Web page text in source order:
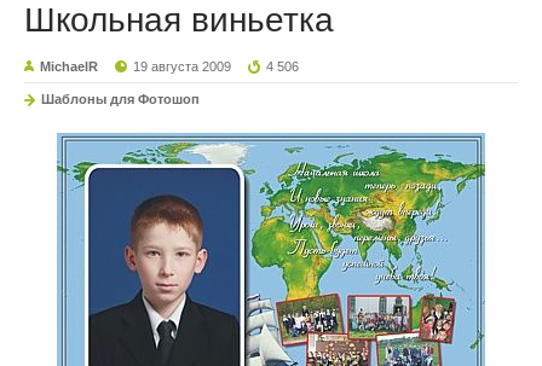
Школьная виньетка
MichaelR 19 августа 2009 4 506
Шаблоны для Фотошоп